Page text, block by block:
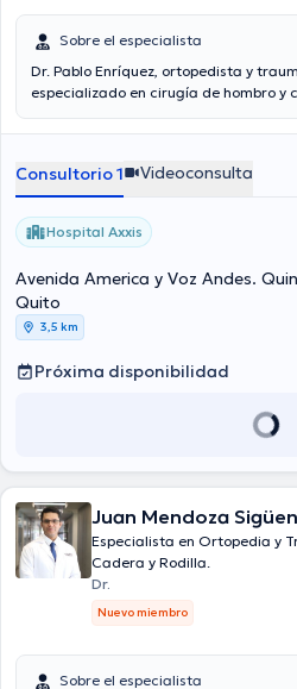
Sobre el especialista
Dr. Pablo Enríquez, ortopedista y
especializado en cirugía de hombro y
Consultorio 1 Videoconsulta
Hospital Axxis
Avenida America y Voz Andes.
Quito
3,5 km
Próxima disponibilidad
Juan Mendoza
Especialista en Ortopedia y
Cadera y Rodilla.
Dr.
Nuevo miembro
Sobre el especialista